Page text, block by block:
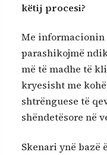
këtij procesi?
Me informacionin
parashikojmë
më të madhe të
kryesisht me
shtrënguese të
shëndetësore në
Skenari ynë